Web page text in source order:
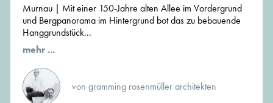
Murnau | Mit einer 150-Jahre alten Allee im Vordergrund
und Bergpanorama im Hintergrund bot das zu bebauende
Hanggrundstück...
mehr ...
von gramming rosenmüller architekten